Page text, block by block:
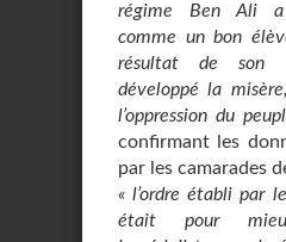
régime Ben Ali a
comme un bon
résultat de son
développé la
l’oppression du
confirmant les
par les camarades
« l’ordre établi par
était pour